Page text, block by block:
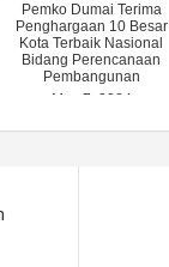
Pemko Dumai Terima
Penghargaan 10 Besar
Kota Terbaik Nasional
Bidang Perencanaan
Pembangunan
May 7, 2024